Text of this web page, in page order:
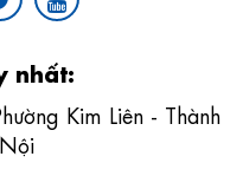
nhất:
Kim Liên - Thành